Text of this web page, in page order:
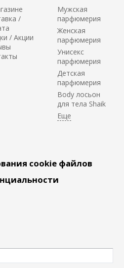
/
/ Акции
Мужская
парфюмерия
Женская
парфюмерия
Унисекс
парфюмерия
Детская
парфюмерия
Body лосьон
для тела Shaik
cookie файлов